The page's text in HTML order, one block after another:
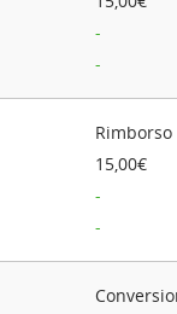
-
-
Rimborso
15,00€
-
-